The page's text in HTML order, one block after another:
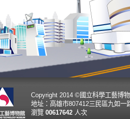
Copyright 2014 ©國立科學工藝博
地址：高雄市807412三民區九如一
瀏覽 00617642 人次